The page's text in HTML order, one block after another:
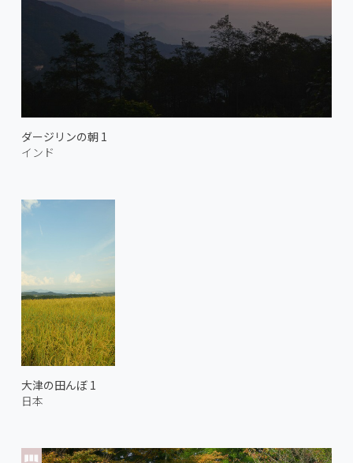
ダージリンの朝 1
インド
大津の田んぼ 1
日本